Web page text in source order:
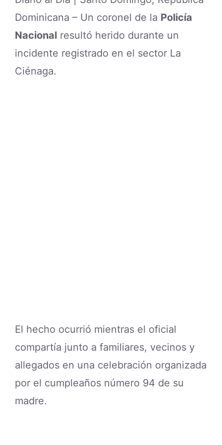
Dominicana – Un coronel de la Policía
Nacional resultó herido durante un
incidente registrado en el sector La
Ciénaga.
El hecho ocurrió mientras el oficial
compartía junto a familiares, vecinos y
allegados en una celebración organizada
por el cumpleaños número 94 de su
madre.